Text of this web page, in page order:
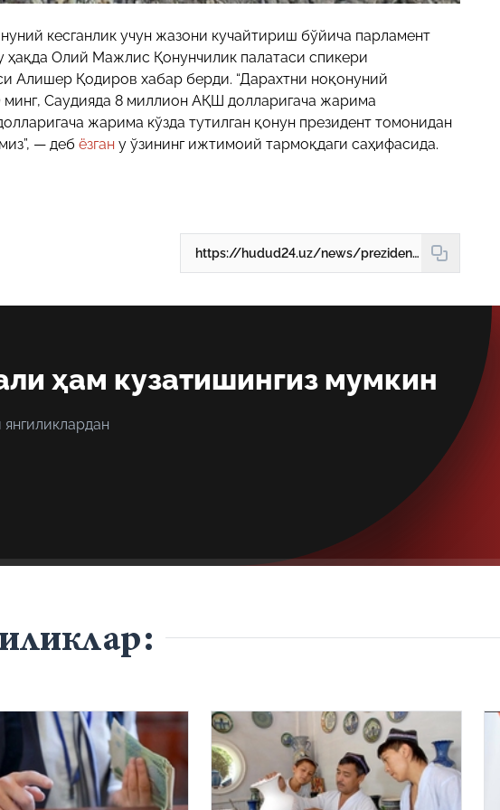
кесганлик учун жазони кучайтириш бўйича парламент
ҳақда Олий Мажлис Қонунчилик палатаси спикери
Алишер Қодиров хабар берди. “Дарахтни ноқонуний
Саудияда 8 миллион АҚШ долларигача жарима
жарима кўзда тутилган қонун президент томонидан
— деб ёзган у ўзининг ижтимоий тармоқдаги саҳифасида.
https://hudud24.uz/news/prezident-darahtlarni-kesganlik-uchun-zharimalarni-oshirish-kuzda-tutilgan-konunni-rad-etdi
ҳам кузатишингиз мумкин